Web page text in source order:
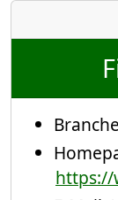
https://